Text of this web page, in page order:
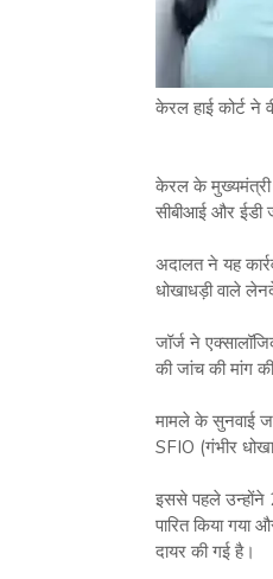
केरल हाई कोर्ट ने
केरल के मुख्यमंत्री
सीबीआई और ईडी
अदालत ने यह
धोखाधड़ी वाले
जॉर्ज ने
की जांच की मांग
मामले के सुनवाई
SFIO (गंभीर
इससे पहले उन्होंने
पारित किया गया
दायर की गई है।